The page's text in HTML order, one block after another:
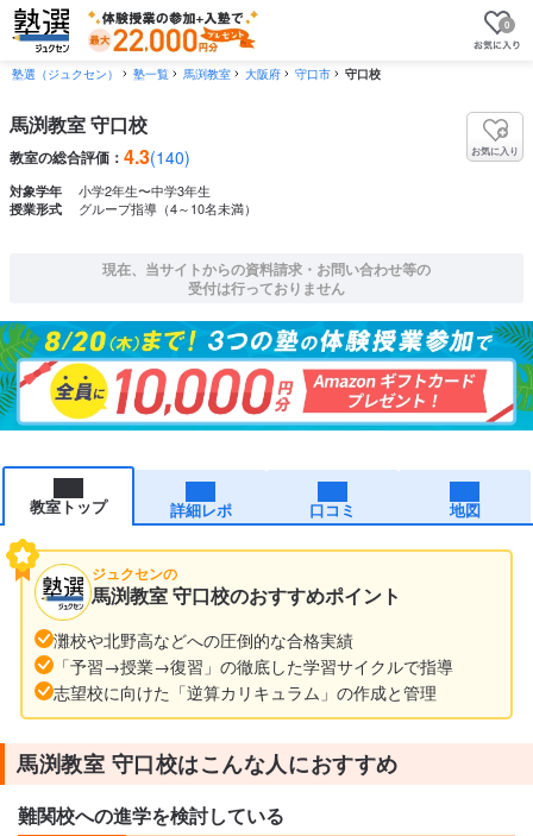
0
塾選（ジュクセン） 塾一覧 馬渕教室 大阪府 守口市 守口校
馬渕教室 守口校
教室の総合評価： 4.3(140) お気に入り
対象学年 小学2年生〜中学3年生
授業形式 グループ指導（4～10名未満）
現在、当サイトからの資料請求・お問い合わせ等の
受付は行っておりません
教室トップ 詳細レポ 口コミ 地図
ジュクセンの
馬渕教室 守口校のおすすめポイント
灘校や北野高などへの圧倒的な合格実績
「予習→授業→復習」の徹底した学習サイクルで指導
志望校に向けた「逆算カリキュラム」の作成と管理
馬渕教室 守口校はこんな人におすすめ
難関校への進学を検討している